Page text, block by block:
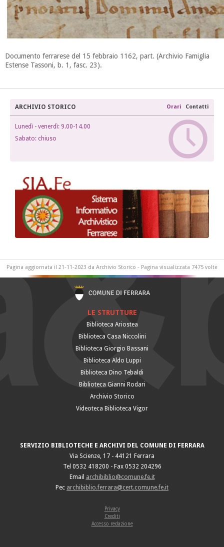
Documento ferrarese del 15 febbraio 1162, part. (Archivio Famiglia
Estense Tassoni, b. 1, fasc. 23).
ARCHIVIO STORICO Orari Contatti
Lunedì - venerdì: 9.00-14.00
Sabato: chiuso
Pagina aggiornata il 21-11-2023 da Archivio Storico - Pagina visualizzata 7475 volte
LE STRUTTURE
Biblioteca Ariostea
Biblioteca Casa Niccolini
Biblioteca Giorgio Bassani
Biblioteca Aldo Luppi
Biblioteca Dino Tebaldi
Biblioteca Gianni Rodari
Archivio Storico
Videoteca Biblioteca Vigor
SERVIZIO BIBLIOTECHE E ARCHIVI DEL COMUNE DI FERRARA
Via Scienze, 17 - 44121 Ferrara
Tel 0532 418200 - Fax 0532 204296
Email archibiblio@comune.fe.it
Pec archibiblio.ferrara@cert.comune.fe.it
Privacy
Crediti
Accesso redazione